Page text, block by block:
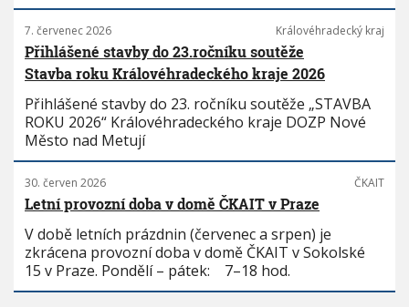
7. červenec 2026 Královéhradecký kraj
Přihlášené stavby do 23.ročníku soutěže
Stavba roku Královéhradeckého kraje 2026
Přihlášené stavby do 23. ročníku soutěže „STAVBA
ROKU 2026“ Královéhradeckého kraje DOZP Nové
Město nad Metují
30. červen 2026 ČKAIT
Letní provozní doba v domě ČKAIT v Praze
V době letních prázdnin (červenec a srpen) je
zkrácena provozní doba v domě ČKAIT v Sokolské
15 v Praze. Pondělí – pátek: 7–18 hod.